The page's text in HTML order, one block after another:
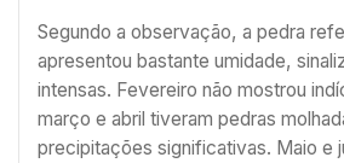
Segundo a observação, a pedra
apresentou bastante umidade,
intensas. Fevereiro não mostrou
março e abril tiveram pedras
precipitações significativas. Maio e